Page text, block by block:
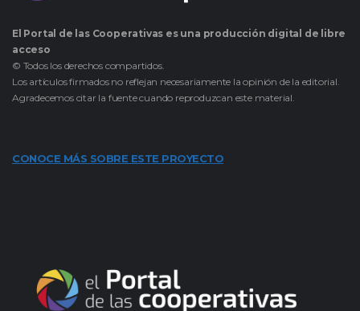
El Portal de las Cooperativas es una producción digital de libre
acceso
© Todos los derechos compartidos.
Los artículos firmados no reflejan necesariamente la opinión de la editorial.
Agradecemos citar la fuente cuando reproduzcan este material.
CONOCE MÁS SOBRE ESTE PROYECTO